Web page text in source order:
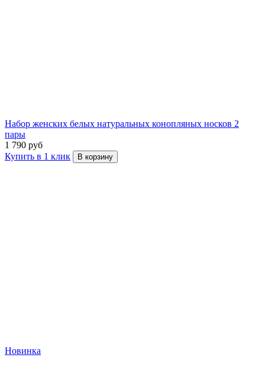
Набор женских белых натуральных конопляных носков 2
пары
1 790 руб
Купить в 1 клик
В корзину
Новинка